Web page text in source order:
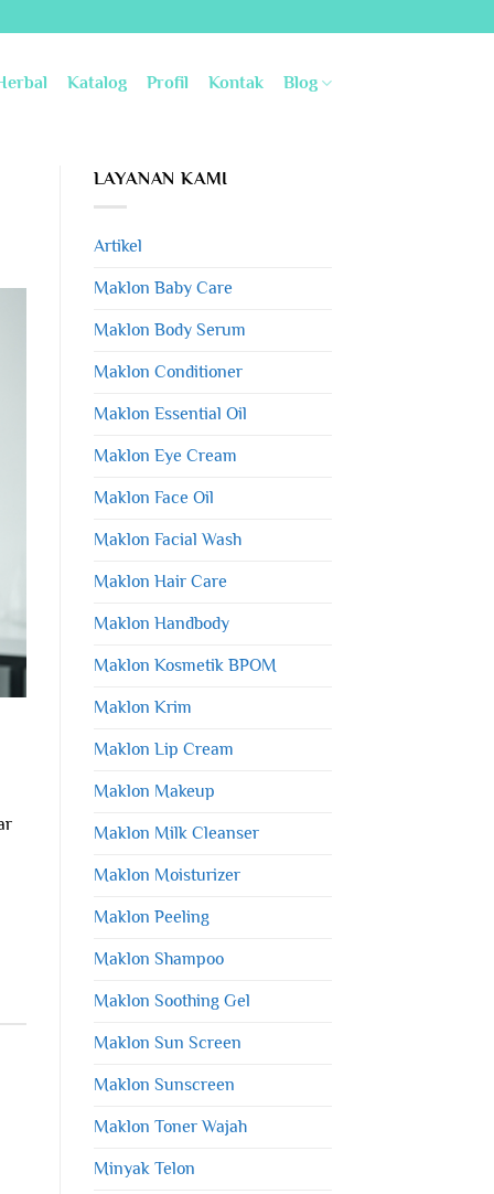
Katalog Profil Kontak Blog
LAYANAN KAMI
Artikel
Maklon Baby Care
Maklon Body Serum
Maklon Conditioner
Maklon Essential Oil
Maklon Eye Cream
Maklon Face Oil
Maklon Facial Wash
Maklon Hair Care
Maklon Handbody
Maklon Kosmetik BPOM
Maklon Krim
Maklon Lip Cream
Maklon Makeup
Maklon Milk Cleanser
Maklon Moisturizer
Maklon Peeling
Maklon Shampoo
Maklon Soothing Gel
Maklon Sun Screen
Maklon Sunscreen
Maklon Toner Wajah
Minyak Telon